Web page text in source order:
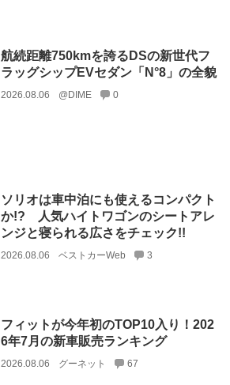
航続距離750kmを誇るDSの新世代フ
ラッグシップEVセダン「N°8」の全貌
2026.08.06 @DIME 0
ソリオは車中泊にも使えるコンパクト
か!? 人気ハイトワゴンのシートアレ
ンジと寝られる広さをチェック!!
2026.08.06 ベストカーWeb 3
フィットが今年初のTOP10入り！202
6年7月の新車販売ランキング
2026.08.06 グーネット 67